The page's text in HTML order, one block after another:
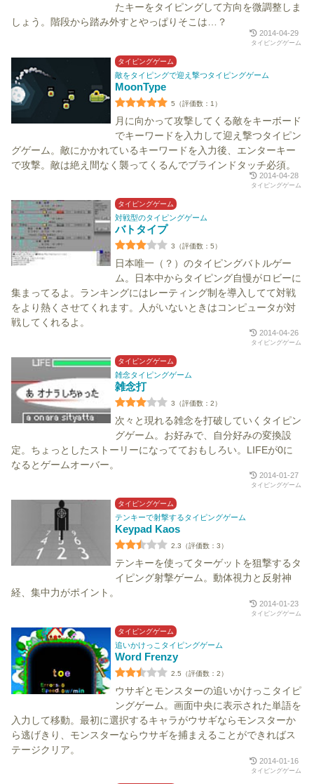
たキーをタイピングして方向を微調整しま
しょう。階段から踏み外すとやっぱりそこは…？
2014-04-29
タイピングゲーム
タイピングゲーム
敵をタイピングで迎え撃つタイピングゲーム
MoonType
5（評価数：1）
月に向かって攻撃してくる敵をキーボード
でキーワードを入力して迎え撃つタイピン
グゲーム。敵にかかれているキーワードを入力後、エンターキー
で攻撃。敵は絶え間なく襲ってくるんでブラインドタッチ必須。
2014-04-28
タイピングゲーム
タイピングゲーム
対戦型のタイピングゲーム
バトタイプ
3（評価数：5）
日本唯一（？）のタイピングバトルゲー
ム。日本中からタイピング自慢がロビーに
集まってるよ。ランキングにはレーティング制を導入してて対戦
をより熱くさせてくれます。人がいないときはコンピュータが対
戦してくれるよ。
2014-04-26
タイピングゲーム
タイピングゲーム
雑念タイピングゲーム
雑念打
3（評価数：2）
次々と現れる雑念を打破していくタイピン
グゲーム。お好みで、自分好みの変換設
定。ちょっとしたストーリーになってておもしろい。LIFEが0に
なるとゲームオーバー。
2014-01-27
タイピングゲーム
タイピングゲーム
テンキーで射撃するタイピングゲーム
Keypad Kaos
2.3（評価数：3）
テンキーを使ってターゲットを狙撃するタ
イピング射撃ゲーム。動体視力と反射神
経、集中力がポイント。
2014-01-23
タイピングゲーム
タイピングゲーム
追いかけっこタイピングゲーム
Word Frenzy
2.5（評価数：2）
ウサギとモンスターの追いかけっこタイピ
ングゲーム。画面中央に表示された単語を
入力して移動。最初に選択するキャラがウサギならモンスターか
ら逃げきり、モンスターならウサギを捕まえることができればス
テージクリア。
2014-01-16
タイピングゲーム